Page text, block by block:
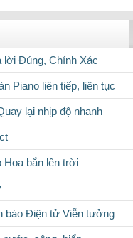
lời Đúng, Chính Xác
Piano liên tiếp, liên tục
lại nhịp độ nhanh
Hoa bắn lên trời
báo Điện tử Viễn tưởng